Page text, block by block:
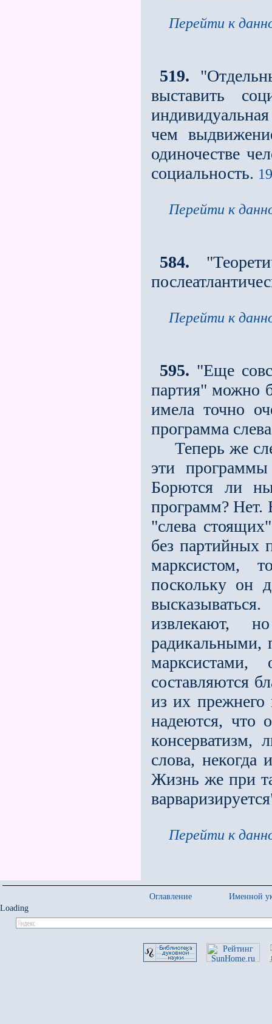
Перейти к
519.
выставить
чем
одиночестве
социальность.
Перейти к
584.
Перейти к
595. "Ещe
партия" можно
имела точно
программа
Теперь же
эти
Борются ли
программ? Нет.
"слева
без партийных
марксистом,
поскольку он
извлекают,
радикальными,
составляются
из их прежнего
надеются, что
слова, некогда
Жизнь же при
Перейти к
Оглавление
Именной
Loading